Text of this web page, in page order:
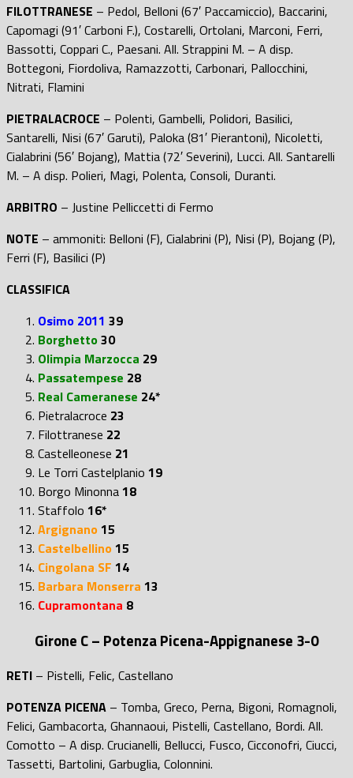
FILOTTRANESE – Pedol, Belloni (67′ Paccamiccio), Baccarini,
Capomagi (91′ Carboni F.), Costarelli, Ortolani, Marconi, Ferri,
Bassotti, Coppari C., Paesani. All. Strappini M. – A disp.
Bottegoni, Fiordoliva, Ramazzotti, Carbonari, Pallocchini,
Nitrati, Flamini
PIETRALACROCE – Polenti, Gambelli, Polidori, Basilici,
Santarelli, Nisi (67′ Garuti), Paloka (81′ Pierantoni), Nicoletti,
Cialabrini (56′ Bojang), Mattia (72′ Severini), Lucci. All. Santarelli
M. – A disp. Polieri, Magi, Polenta, Consoli, Duranti.
ARBITRO – Justine Pelliccetti di Fermo
NOTE – ammoniti: Belloni (F), Cialabrini (P), Nisi (P), Bojang (P),
Ferri (F), Basilici (P)
CLASSIFICA
Osimo 2011 39
Borghetto30
Olimpia Marzocca 29
Passatempese 28
Real Cameranese 24*
Pietralacroce 23
Filottranese 22
Castelleonese 21
Le Torri Castelplanio 19
Borgo Minonna18
Staffolo 16*
Argignano15
Castelbellino15
Cingolana SF 14
Barbara Monserra 13
Cupramontana 8
Girone C – Potenza Picena-Appignanese 3-0
RETI – Pistelli, Felic, Castellano
POTENZA PICENA – Tomba, Greco, Perna, Bigoni, Romagnoli,
Felici, Gambacorta, Ghannaoui, Pistelli, Castellano, Bordi. All.
Comotto – A disp. Crucianelli, Bellucci, Fusco, Cicconofri, Ciucci,
Tassetti, Bartolini, Garbuglia, Colonnini.